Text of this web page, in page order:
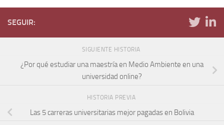
SEGUIR:
SIGUIENTE HISTORIA
¿Por qué estudiar una maestría en Medio Ambiente en una
universidad online?
HISTORIA PREVIA
Las 5 carreras universitarias mejor pagadas en Bolivia